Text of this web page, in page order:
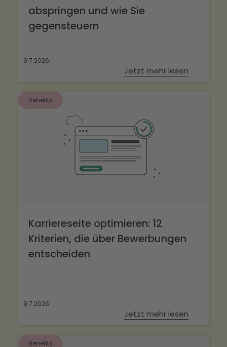
abspringen und wie Sie
gegensteuern
9.7.2026
Jetzt mehr lesen
Benefits
Karriereseite optimieren: 12
Kriterien, die über Bewerbungen
entscheiden
9.7.2026
Jetzt mehr lesen
Benefits